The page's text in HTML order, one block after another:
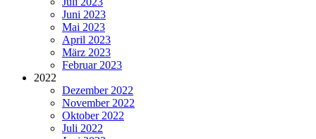
Juni 2023
Mai 2023
April 2023
März 2023
Februar 2023
2022
Dezember 2022
November 2022
Oktober 2022
Juli 2022